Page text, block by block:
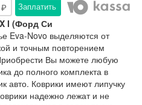
Заплатить
I (Форд Си
Eva-Novo выделяются от
и точным повторением
Вы можете любую
до полного комплекта в
авто. Коврики имеют липучку
надежно лежат и не